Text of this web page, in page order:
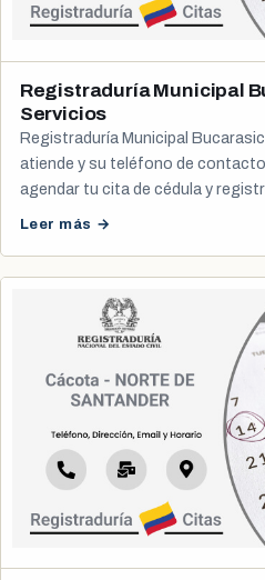
Registraduría Municipal
Servicios
Registraduría Municipal
atiende y su teléfono de
agendar tu cita de cédula y
Leer más →